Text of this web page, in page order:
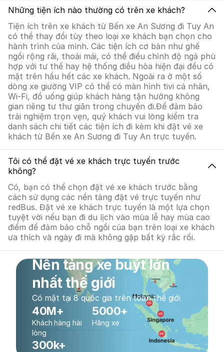
Những tiện ích nào thường có trên xe khách?
Tiện ích trên xe khách từ Bến xe An Sương đi Tuy An
có thể thay đổi tùy theo loại xe khách bạn chọn cho
hành trình của mình. Các tiện ích cơ bản như ghế
ngồi rộng rãi, thoải mái, có thể điều chỉnh độ ngả phù
hợp với tư thế hay hệ thống điều hòa hiện đại đều có
mặt trên hầu hết các xe khách. Ngoài ra ở một số
dòng xe giường VIP có thể có màn hình tivi cá nhân,
Wi-Fi, đồ uống giúp khách hàng tận hưởng không
gian riêng tư thư giãn trong chuyến đi.Để đảm bảo
trải nghiệm trọn vẹn, quý khách vui lòng kiểm tra
danh sách chi tiết các tiện ích đi kèm khi đặt vé xe
khách từ Bến xe An Sương đi Tuy An trực tuyến.
Tôi có thể đặt vé xe khách trực tuyến trước
không?
Có, bạn có thể chọn đặt vé xe khách trước bằng
cách sử dụng các nền tảng đặt vé trực tuyến như
redBus. Đặt vé xe khách trực tuyến là một lựa chọn
tuyệt vời nếu bạn đi du lịch vào mùa lễ hay mùa cao
điểm để đảm bảo chỗ ngồi của bạn trên loại xe khách
ưa thích và ngày đi mà không gặp bất kỳ rắc rối.
Nền tảng xe buýt lớn
nhất thế giới
Có mặt tại 8 quốc gia trên toàn thế giới
40M+
Khách hàng hài
lòng
5000+
Hãng xe
300k+